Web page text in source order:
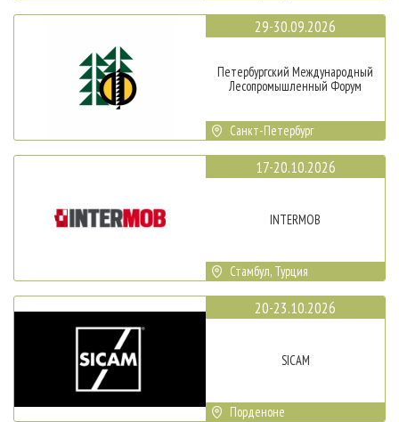
29-30.09.2026
Петербургский Международный
Лесопромышленный Форум
Санкт-Петербург
17-20.10.2026
INTERMOB
Стамбул, Турция
20-23.10.2026
SICAM
Порденоне